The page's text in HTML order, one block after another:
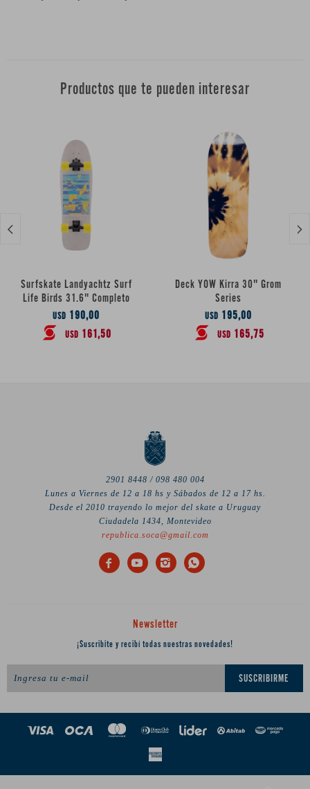
Productos que te pueden interesar
Surfskate Landyachtz Surf
Life Birds 31.6" Completo
USD 190,00
USD 161,50
Deck YOW Kirra 30" Grom
Series
USD 195,00
USD 165,75
 
2901 8448 / 098 480 004
Lunes a Viernes de 12 a 18 hs y Sábados de 12 a 17 hs.
Desde el 2010 trayendo lo mejor del skate a Uruguay
Ciudadela 1434, Montevideo
republica.soca@gmail.com
   
Newsletter
¡Suscribite y recibí todas nuestras novedades!
SUSCRIBIRME